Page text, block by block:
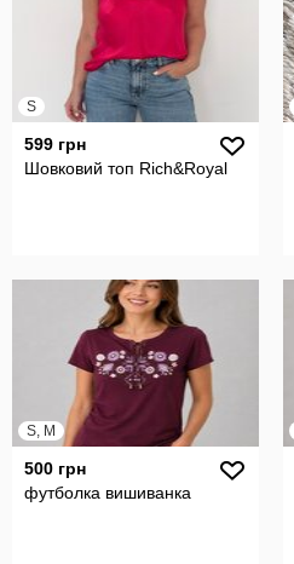
S
599 грн
Шовковий топ Rich&Royal
S, M
500 грн
футболка вишиванка